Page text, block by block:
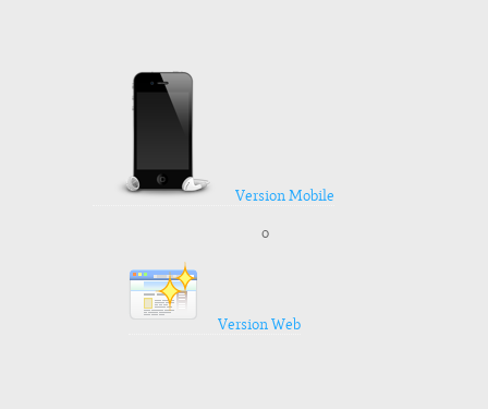
Version Mobile
o
Version Web